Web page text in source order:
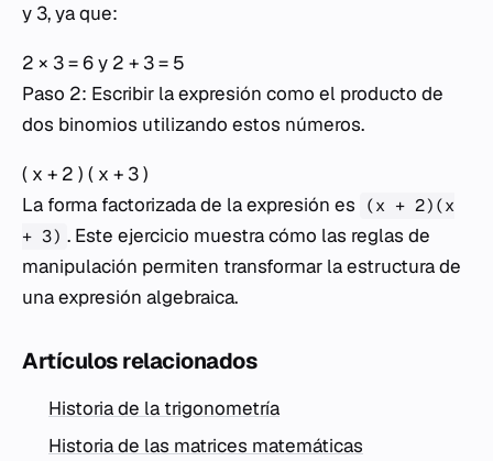
y 3, ya que:
2 × 3 = 6 y 2 + 3 = 5
Paso 2: Escribir la expresión como el producto de
dos binomios utilizando estos números.
( x + 2 ) ( x + 3 )
La forma factorizada de la expresión es (x + 2)(x
+ 3) . Este ejercicio muestra cómo las reglas de
manipulación permiten transformar la estructura de
una expresión algebraica.
Artículos relacionados
Historia de la trigonometría
Historia de las matrices matemáticas